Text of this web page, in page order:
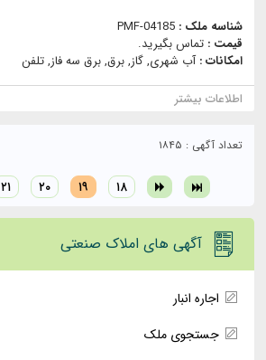
شناسه ملک : PMF-04185
قیمت : تماس بگیرید.
امکانات :آب شهری, گاز, برق, برق سه فاز, تلفن
اطلاعات بیشتر
تعداد آگهی : ۱۸۴۵
۱۸ ۱۹ ۲۰ ۲۱
آگهی های املاک صنعتی
اجاره انبار
جستجوی ملک